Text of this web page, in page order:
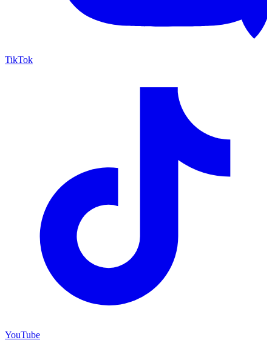
TikTok
YouTube